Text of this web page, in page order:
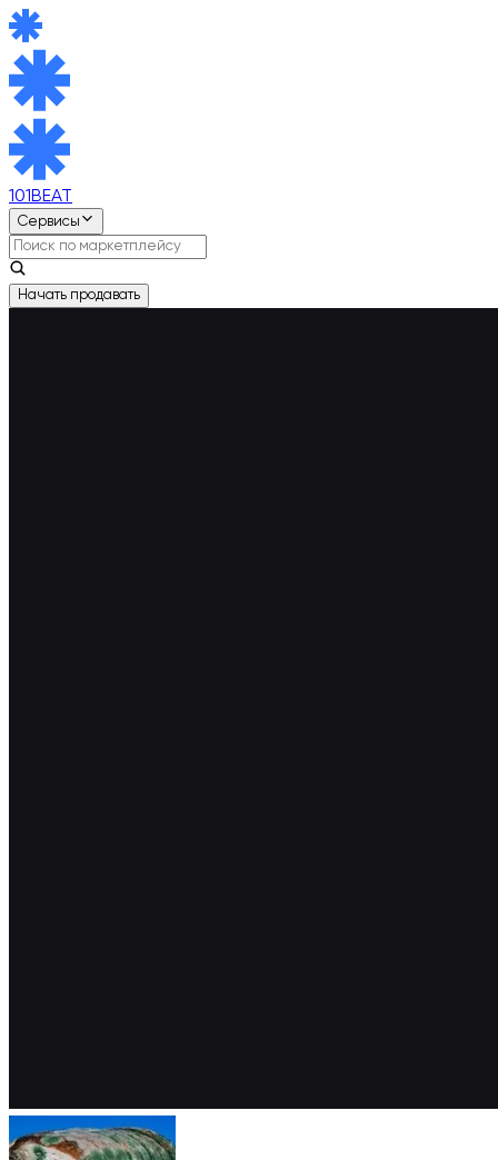
101BEAT
Сервисы
Начать продавать